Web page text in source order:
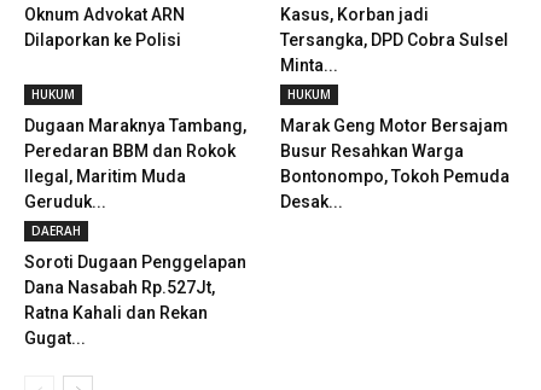
Oknum Advokat ARN
Dilaporkan ke Polisi
Kasus, Korban jadi
Tersangka, DPD Cobra Sulsel
Minta...
HUKUM
Dugaan Maraknya Tambang,
Peredaran BBM dan Rokok
Ilegal, Maritim Muda
Geruduk...
HUKUM
Marak Geng Motor Bersajam
Busur Resahkan Warga
Bontonompo, Tokoh Pemuda
Desak...
DAERAH
Soroti Dugaan Penggelapan
Dana Nasabah Rp.527Jt,
Ratna Kahali dan Rekan
Gugat...